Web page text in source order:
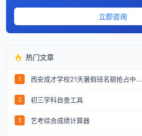
立即咨询
热门文章
1 西安成才学校21天暑假班名额抢占中...
2 初三学科自查工具
3 艺考综合成绩计算器